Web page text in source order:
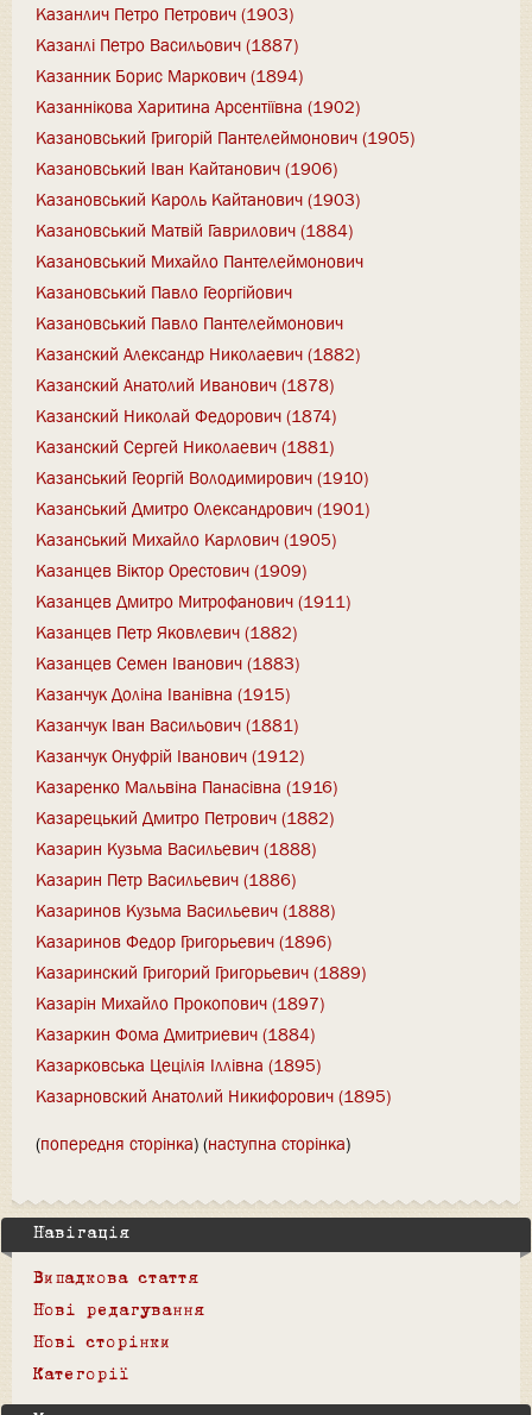
Казанлич Петро Петрович (1903)
Казанлі Петро Васильович (1887)
Казанник Борис Маркович (1894)
Казаннікова Харитина Арсентіївна (1902)
Казановський Григорій Пантелеймонович (1905)
Казановський Іван Кайтанович (1906)
Казановський Кароль Кайтанович (1903)
Казановський Матвій Гаврилович (1884)
Казановський Михайло Пантелеймонович
Казановський Павло Георгійович
Казановський Павло Пантелеймонович
Казанский Александр Николаевич (1882)
Казанский Анатолий Иванович (1878)
Казанский Николай Федорович (1874)
Казанский Сергей Николаевич (1881)
Казанський Георгій Володимирович (1910)
Казанський Дмитро Олександрович (1901)
Казанський Михайло Карлович (1905)
Казанцев Віктор Орестович (1909)
Казанцев Дмитро Митрофанович (1911)
Казанцев Петр Яковлевич (1882)
Казанцев Семен Іванович (1883)
Казанчук Доліна Іванівна (1915)
Казанчук Іван Васильович (1881)
Казанчук Онуфрій Іванович (1912)
Казаренко Мальвіна Панасівна (1916)
Казарецький Дмитро Петрович (1882)
Казарин Кузьма Васильевич (1888)
Казарин Петр Васильевич (1886)
Казаринов Кузьма Васильевич (1888)
Казаринов Федор Григорьевич (1896)
Казаринский Григорий Григорьевич (1889)
Казарін Михайло Прокопович (1897)
Казаркин Фома Дмитриевич (1884)
Казарковська Цецілія Іллівна (1895)
Казарновский Анатолий Никифорович (1895)
(попередня сторінка) (наступна сторінка)
Навігація
Випадкова стаття
Нові редагування
Нові сторінки
Категорії